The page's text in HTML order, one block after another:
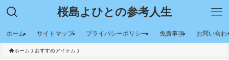
桜島よひとの参考人生
ホーム サイトマップ プライバシーポリシー 免責事項 お問い合わ
ホーム おすすめアイテム